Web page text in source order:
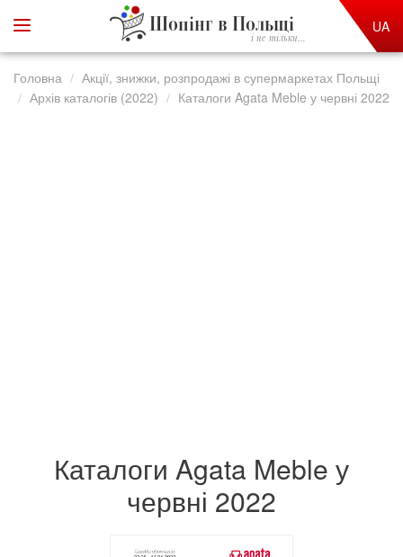
Шопінг в Польщі
і не тільки...
UA
Головна
Акції, знижки, розпродажі в супермаркетах Польщі
Архів каталогів (2022)
Каталоги Agata Meble у червні 2022
Каталоги Agata Meble у
червні 2022